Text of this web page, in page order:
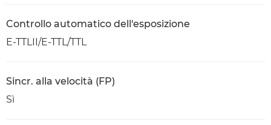
Controllo automatico dell'esposizione
E-TTLII/E-TTL/TTL
Sincr. alla velocità (FP)
Sì